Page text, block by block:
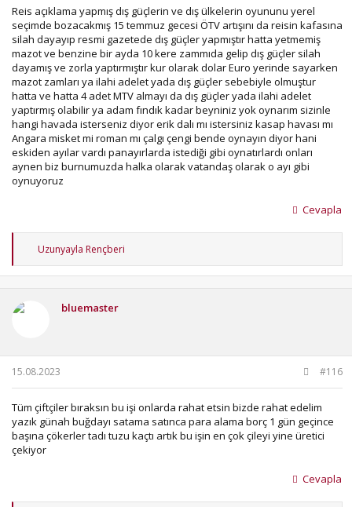
Reis açıklama yapmış dış güçlerin ve dış ülkelerin oyununu yerel
seçimde bozacakmış 15 temmuz gecesi ÖTV artışını da reisin kafasına
silah dayayıp resmi gazetede dış güçler yapmıştır hatta yetmemiş
mazot ve benzine bir ayda 10 kere zammıda gelip dış güçler silah
dayamış ve zorla yaptırmıştır kur olarak dolar Euro yerinde sayarken
mazot zamları ya ilahi adelet yada dış güçler sebebiyle olmuştur
hatta ve hatta 4 adet MTV almayı da dış güçler yada ilahi adelet
yaptırmış olabilir ya adam fındık kadar beyniniz yok oynarım sizinle
hangi havada isterseniz diyor erik dalı mı istersiniz kasap havası mı
Angara misket mi roman mı çalgı çengi bende oynayın diyor hani
eskiden ayılar vardı panayırlarda istediği gibi oynatırlardı onları
aynen biz burnumuzda halka olarak vatandaş olarak o ayı gibi
oynuyoruz
Cevapla
T
p
Uzunyayla Rençberi
bluemaster
15.08.2023 #116
Tüm çiftçiler bıraksın bu işi onlarda rahat etsin bizde rahat edelim
yazık günah buğdayı satama satınca para alama borç 1 gün geçince
başına çökerler tadı tuzu kaçtı artık bu işin en çok çileyi yine üretici
çekiyor
Cevapla